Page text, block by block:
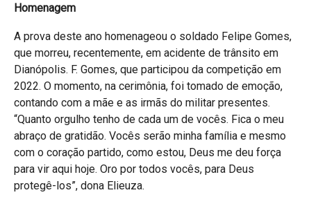
Homenagem
A prova deste ano homenageou o soldado Felipe Gomes,
que morreu, recentemente, em acidente de trânsito em
Dianópolis. F. Gomes, que participou da competição em
2022. O momento, na cerimônia, foi tomado de emoção,
contando com a mãe e as irmãs do militar presentes.
“Quanto orgulho tenho de cada um de vocês. Fica o meu
abraço de gratidão. Vocês serão minha família e mesmo
com o coração partido, como estou, Deus me deu força
para vir aqui hoje. Oro por todos vocês, para Deus
protegê-los”, dona Elieuza.